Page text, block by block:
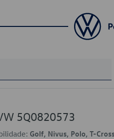
5Q0820573
Golf, Nivus, Polo, T-